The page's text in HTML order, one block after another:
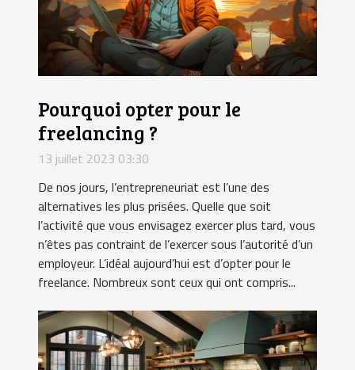
Pourquoi opter pour le
freelancing ?
13 juillet 2023 03:30
De nos jours, l’entrepreneuriat est l’une des
alternatives les plus prisées. Quelle que soit
l’activité que vous envisagez exercer plus tard, vous
n’êtes pas contraint de l’exercer sous l’autorité d’un
employeur. L’idéal aujourd’hui est d’opter pour le
freelance. Nombreux sont ceux qui ont compris...